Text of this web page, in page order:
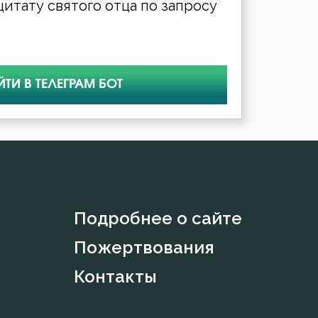
святого отца по запросу
В ТЕЛЕГРАМ БОТ
Подробнее о сайте
Пожертвования
Контакты